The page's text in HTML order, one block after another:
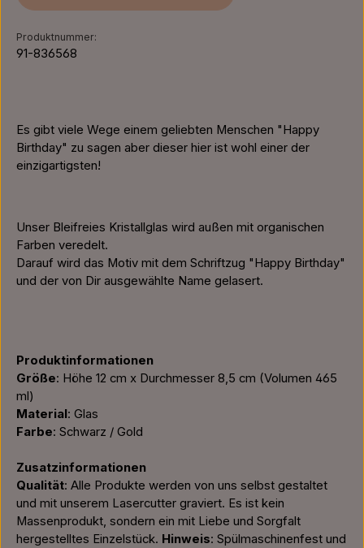
Produktnummer:
91-836568
Es gibt viele Wege einem geliebten Menschen "Happy
Birthday" zu sagen aber dieser hier ist wohl einer der
einzigartigsten!
Unser Bleifreies Kristallglas wird außen mit organischen
Farben veredelt.
Darauf wird das Motiv mit dem Schriftzug "Happy Birthday"
und der von Dir ausgewählte Name gelasert.
Produktinformationen
Größe: Höhe 12 cm x Durchmesser 8,5 cm (Volumen 465
ml)
Material: Glas
Farbe: Schwarz / Gold
Zusatzinformationen
Qualität: Alle Produkte werden von uns selbst gestaltet
und mit unserem Lasercutter graviert. Es ist kein
Massenprodukt, sondern ein mit Liebe und Sorgfalt
hergestelltes Einzelstück. Hinweis: Spülmaschinenfest und